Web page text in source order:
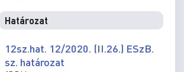
Határozat
12sz.hat. 12/2020. (II.26.) ESzB.
sz. határozat